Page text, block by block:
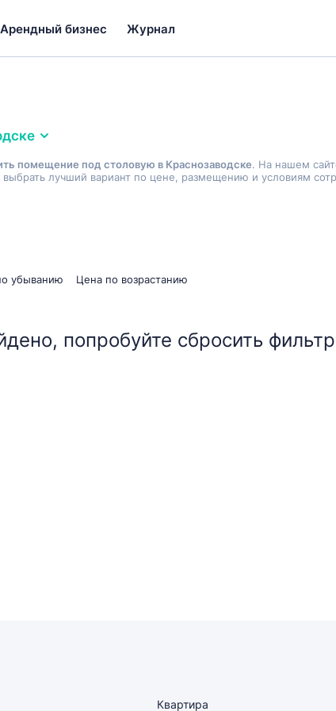
Арендный бизнес Журнал
помещение под столовую в Краснозаводске. На нашем
лучший вариант по цене, размещению и условиям
убыванию Цена по возрастанию
попробуйте сбросить
Квартира